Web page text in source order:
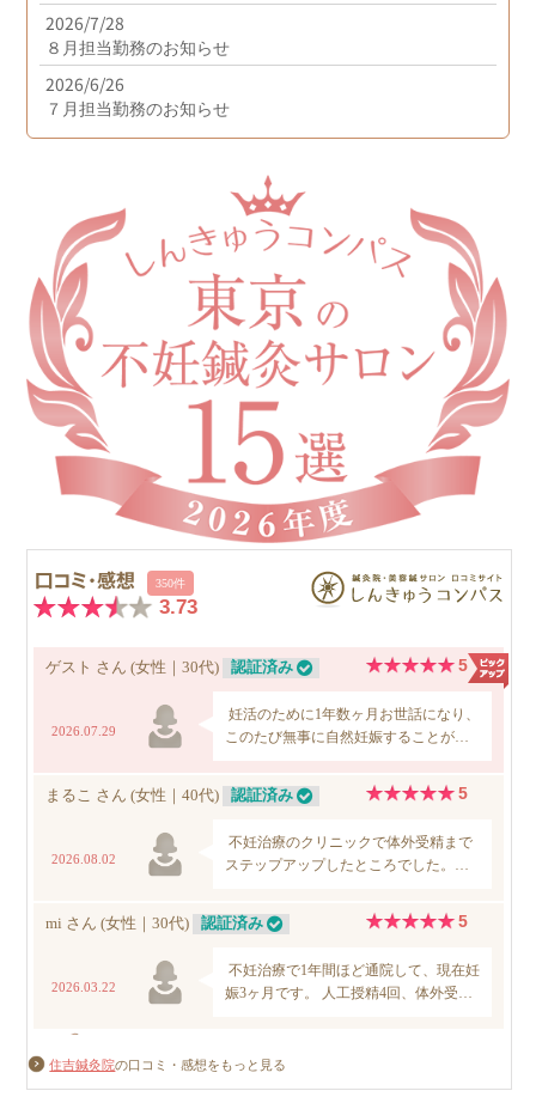
2026/7/28
８月担当勤務のお知らせ
2026/6/26
７月担当勤務のお知らせ
住吉鍼灸院の口コミ・感想をもっと見る